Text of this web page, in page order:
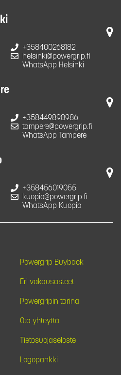
+358400268182
helsinki@powergrip.fi
WhatsApp Helsinki
+358449898986
tampere@powergrip.fi
WhatsApp Tampere
+358456019055
kuopio@powergrip.fi
WhatsApp Kuopio
Powergrip Buyback
Eri vakausasteet
Powergripin tarina
Ota yhteyttä
Tietosuojaseloste
Logopankki